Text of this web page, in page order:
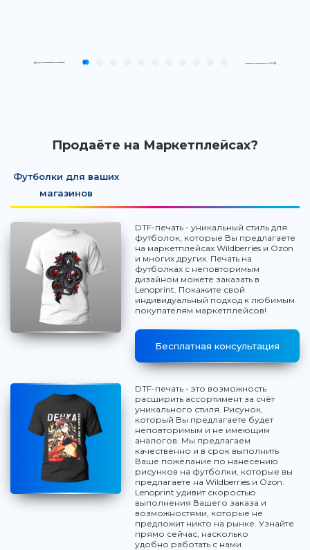
Продаёте на Маркетплейсах?
Футболки для ваших
магазинов
DTF-печать - уникальный стиль для
футболок, которые Вы предлагаете
на маркетплейсах Wildberries и Ozon
и многих других. Печать на
футболках с неповторимым
дизайном можете заказать в
Lenoprint. Покажите свой
индивидуальный подход к любимым
покупателям маркетплейсов!
Бесплатная консультация
DTF-печать - это возможность
расширить ассортимент за счёт
уникального стиля. Рисунок,
который Вы предлагаете будет
неповторимым и не имеющим
аналогов. Мы предлагаем
качественно и в срок выполнить
Ваше пожелание по нанесению
рисунков на футболки, которые вы
предлагаете на Wildberries и Ozon.
Lenoprint удивит скоростью
выполнения Вашего заказа и
возможностями, которые не
предложит никто на рынке. Узнайте
прямо сейчас, насколько
удобно работать с нами